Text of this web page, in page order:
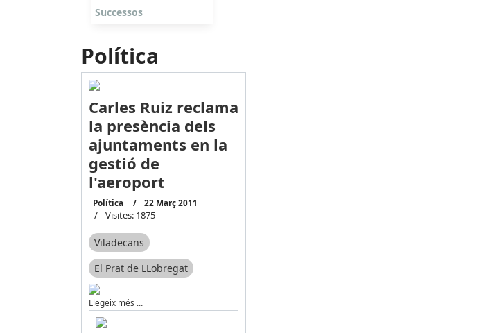
Successos
Política
Carles Ruiz reclama
la presència dels
ajuntaments en la
gestió de
l'aeroport
Política 22 Març 2011
Visites: 1875
Viladecans
El Prat de LLobregat
Llegeix més …